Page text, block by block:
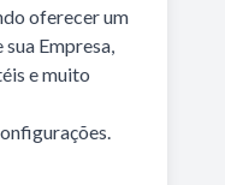
oferecer um
Empresa,
e muito